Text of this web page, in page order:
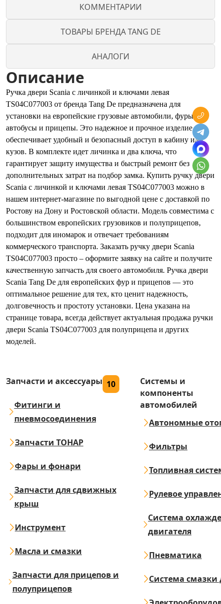
КОММЕНТАРИИ
ТОВАРЫ БРЕНДА TANG DE
АНАЛОГИ
Описание
Ручка двери Scania с личинкой и ключами левая
TS04C077003 от бренда Tang De предназначена для
установки на европейские грузовые автомобили, фуры,
автобусы и прицепы. Это надежное и прочное изделие
обеспечивает удобный и безопасный доступ в кабину или
кузов. В комплекте идет личинка и два ключа, что
гарантирует защиту имущества и быстрый ремонт без
дополнительных затрат на подбор замка. Купить ручку двери
Scania с личинкой и ключами левая TS04C077003 можно в
нашем интернет-магазине по выгодной цене с доставкой по
Ростову на Дону и Ростовской области. Модель совместима с
большинством европейских грузовиков и полуприцепов,
подходит для иномарок и отвечает требованиям
коммерческого транспорта. Заказать ручку двери Scania
TS04C077003 просто – оформите заявку на сайте и получите
качественную запчасть для своего автомобиля. Ручка двери
Scania Tang De для европейских фур и прицепов — это
оптимальное решение для тех, кто ценит надежность,
долговечность и простоту установки. Цена указана на
странице товара, всегда действует актуальная продажа ручки
двери Scania TS04C077003 для полуприцепа и других
моделей.
Запчасти и аксессуары 10
Фитинги и
пневмосоединения
Запчасти ТОНАР
Фары и фонари
Запчасти для сдвижных
крыш
Инструмент
Масла и смазки
Запчасти для прицепов и
полуприцепов
Системы и
компоненты
автомобилей
Автономные
Фильтры
Топливная
Рулевое
Система
двигателя
Пневматика
Система смазки